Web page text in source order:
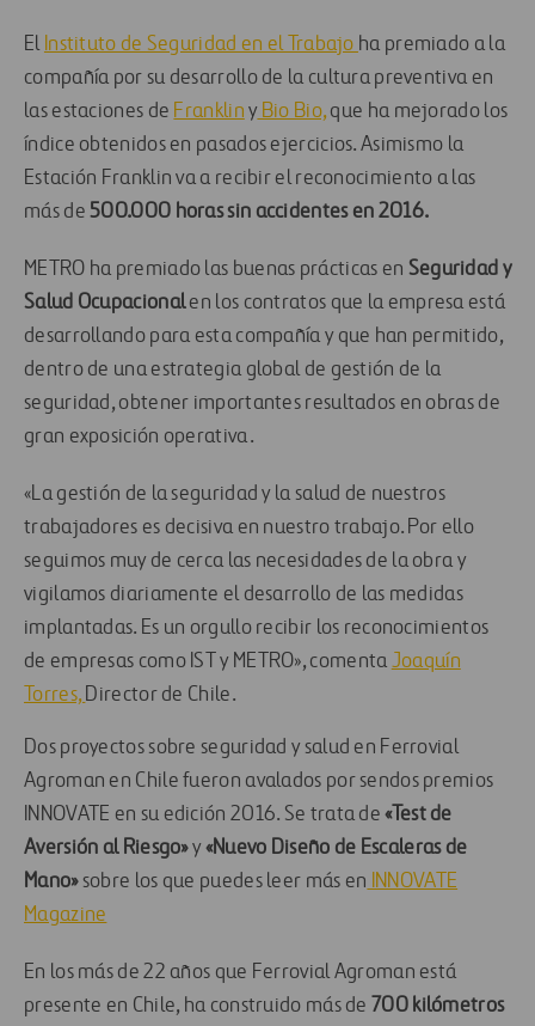
El Instituto de Seguridad en el Trabajo ha premiado a la
compañía por su desarrollo de la cultura preventiva en
las estaciones de Franklin yBio Bio,que ha mejorado los
índice obtenidos en pasados ejercicios. Asimismo la
Estación Franklin va a recibir el reconocimiento a las
más de500.000 horas sin accidentes en 2016.
METRO ha premiado las buenas prácticas en Seguridad y
Salud Ocupacionalen los contratos que la empresa está
desarrollando para esta compañía y que han permitido,
dentro de una estrategia global de gestión de la
seguridad, obtener importantes resultados en obras de
gran exposición operativa.
«La gestión de la seguridad y la salud de nuestros
trabajadores es decisiva en nuestro trabajo. Por ello
seguimos muy de cerca las necesidades de la obra y
vigilamos diariamente el desarrollo de las medidas
implantadas. Es un orgullo recibir los reconocimientos
de empresas como IST y METRO», comenta Joaquín
Torres,Director de Chile.
Dos proyectos sobre seguridad y salud en Ferrovial
Agroman en Chile fueron avalados por sendos premios
INNOVATE en su edición 2016. Se trata de«Test de
Aversión al Riesgo»y«Nuevo Diseño de Escaleras de
Mano»sobre los que puedes leer más en INNOVATE
Magazine
En los más de 22 años que Ferrovial Agroman está
presente en Chile, ha construido más de 700 kilómetros